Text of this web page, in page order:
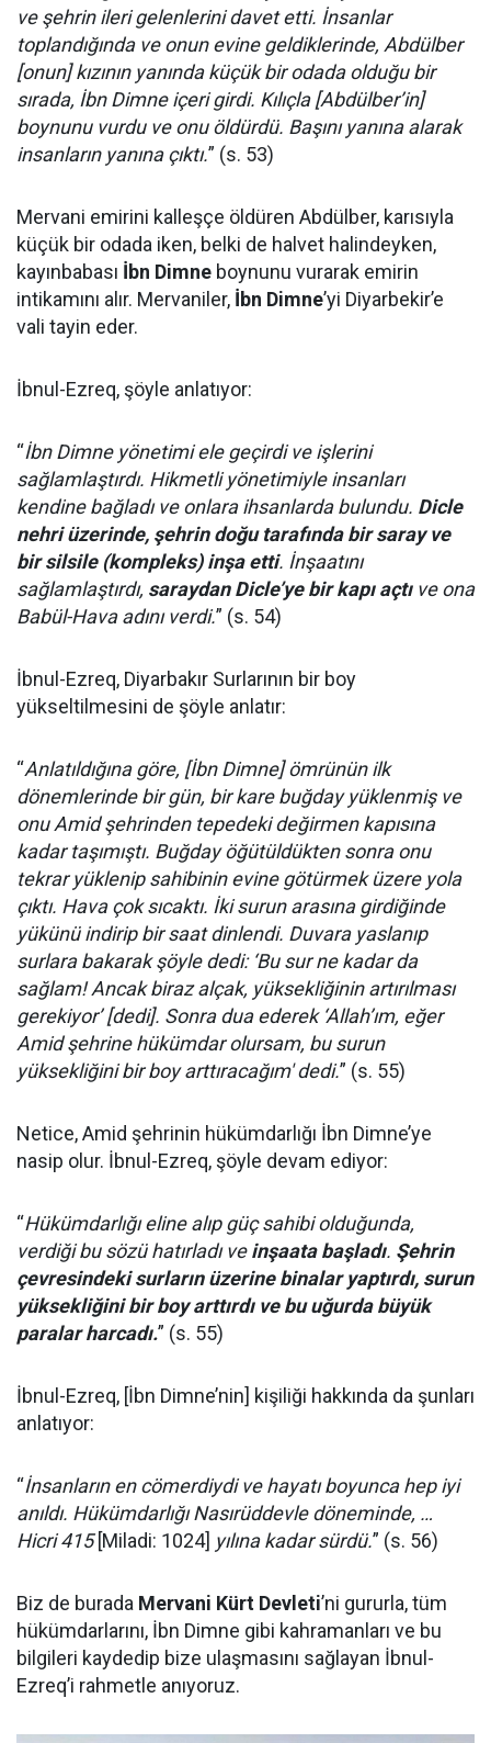
ve şehrin ileri gelenlerini davet etti. İnsanlar
toplandığında ve onun evine geldiklerinde, Abdülber
[onun] kızının yanında küçük bir odada olduğu bir
sırada, İbn Dimne içeri girdi. Kılıçla [Abdülber’in]
boynunu vurdu ve onu öldürdü. Başını yanına alarak
insanların yanına çıktı.” (s. 53)
Mervani emirini kalleşçe öldüren Abdülber, karısıyla
küçük bir odada iken, belki de halvet halindeyken,
kayınbabası İbn Dimne boynunu vurarak emirin
intikamını alır. Mervaniler, İbn Dimne’yi Diyarbekir’e
vali tayin eder.
İbnul-Ezreq, şöyle anlatıyor:
“İbn Dimne yönetimi ele geçirdi ve işlerini
sağlamlaştırdı. Hikmetli yönetimiyle insanları
kendine bağladı ve onlara ihsanlarda bulundu. Dicle
nehri üzerinde, şehrin doğu tarafında bir saray ve
bir silsile (kompleks) inşa etti. İnşaatını
sağlamlaştırdı, saraydan Dicle’ye bir kapı açtıve ona
Babül-Hava adını verdi.” (s. 54)
İbnul-Ezreq, Diyarbakır Surlarının bir boy
yükseltilmesini de şöyle anlatır:
“Anlatıldığına göre, [İbn Dimne] ömrünün ilk
dönemlerinde bir gün, bir kare buğday yüklenmiş ve
onu Amid şehrinden tepedeki değirmen kapısına
kadar taşımıştı. Buğday öğütüldükten sonra onu
tekrar yüklenip sahibinin evine götürmek üzere yola
çıktı. Hava çok sıcaktı. İki surun arasına girdiğinde
yükünü indirip bir saat dinlendi. Duvara yaslanıp
surlara bakarak şöyle dedi: ‘Bu sur ne kadar da
sağlam! Ancak biraz alçak, yüksekliğinin artırılması
gerekiyor’ [dedi]. Sonra dua ederek ‘Allah’ım, eğer
Amid şehrine hükümdar olursam, bu surun
yüksekliğini bir boy arttıracağım' dedi.” (s. 55)
Netice, Amid şehrinin hükümdarlığı İbn Dimne’ye
nasip olur. İbnul-Ezreq, şöyle devam ediyor:
“Hükümdarlığı eline alıp güç sahibi olduğunda,
verdiği bu sözü hatırladı veinşaata başladı. Şehrin
çevresindeki surların üzerine binalar yaptırdı, surun
yüksekliğini bir boy arttırdı ve bu uğurda büyük
paralar harcadı.” (s. 55)
İbnul-Ezreq, [İbn Dimne’nin] kişiliği hakkında da şunları
anlatıyor:
“İnsanların en cömerdiydi ve hayatı boyunca hep iyi
anıldı. Hükümdarlığı Nasırüddevle döneminde, …
Hicri 415[Miladi: 1024] yılına kadar sürdü.” (s. 56)
Biz de burada Mervani Kürt Devleti’ni gururla, tüm
hükümdarlarını, İbn Dimne gibi kahramanları ve bu
bilgileri kaydedip bize ulaşmasını sağlayan İbnul-
Ezreq’i rahmetle anıyoruz.